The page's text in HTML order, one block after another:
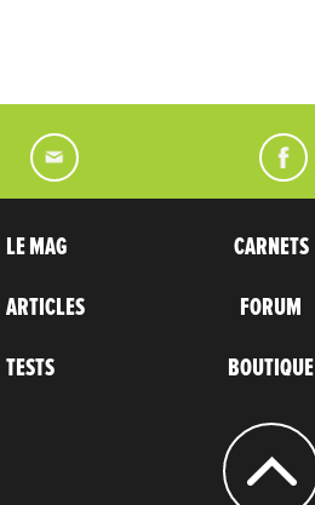
LE MAG
ARTICLES
TESTS
CARNETS
FORUM
BOUTIQUE